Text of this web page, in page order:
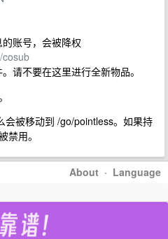
账号，会被降权
cosub
请不要在这里进行全新物品。
被移动到 /go/pointless。如果持
禁用。
About · Language